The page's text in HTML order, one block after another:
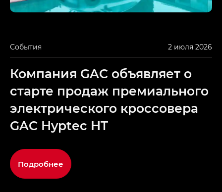
События 2 июля 2026
Компания GAC объявляет о
старте продаж премиального
электрического кроссовера
GAC Hyptec HT
Подробнее